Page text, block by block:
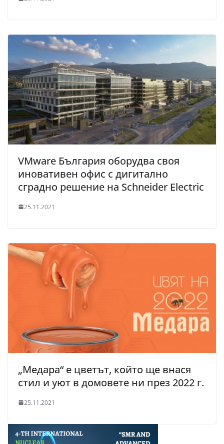
VMware България оборудва своя
иновативен офис с дигитално
сградно решение на Schneider Electric
25.11.2021
„Медара“ е цветът, който ще внася
стил и уют в домовете ни през 2022 г.
25.11.2021